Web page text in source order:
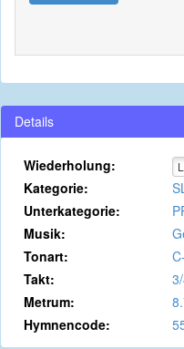
Details
Wiederholung:
Kategorie:
Unterkategorie:
Musik:
Tonart:
Takt:
Metrum:
Hymnencode: